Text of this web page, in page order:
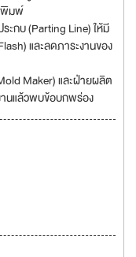
พิมพ์
กบ (Parting Line) ให้มี
และลดภาระงานของ
Maker) และฝ่ายผลิต
านแล้วพบข้อบกพร่อง